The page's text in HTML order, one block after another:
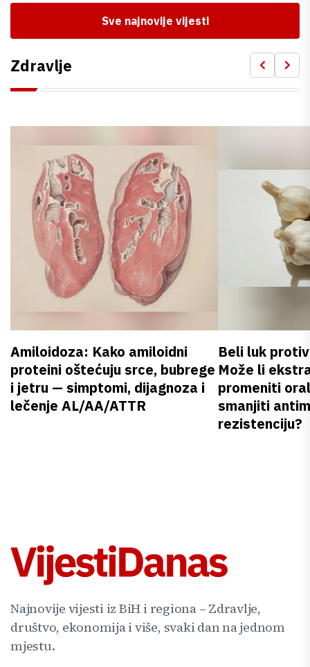
Sve najnovije vijesti
Zdravlje
Amiloidoza: Kako amiloidni
proteini oštećuju srce, bubrege
i jetru — simptomi, dijagnoza i
lečenje AL/AA/ATTR
Beli luk
Može li
promeniti
smanjiti
rezistenciju?
Najnovije vijesti iz BiH i regiona – Zdravlje,
društvo, ekonomija i više, svaki dan na jednom
mjestu.